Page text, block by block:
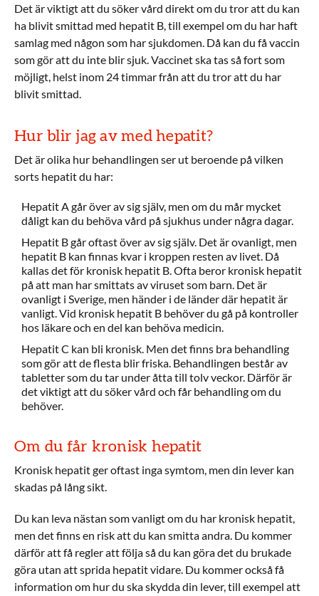
Det är viktigt att du söker vård direkt om du tror att du kan
ha blivit smittad med hepatit B, till exempel om du har haft
samlag med någon som har sjukdomen. Då kan du få vaccin
som gör att du inte blir sjuk. Vaccinet ska tas så fort som
möjligt, helst inom 24 timmar från att du tror att du har
blivit smittad.
Hur blir jag av med hepatit?
Det är olika hur behandlingen ser ut beroende på vilken
sorts hepatit du har:
Hepatit A går över av sig själv, men om du mår mycket
dåligt kan du behöva vård på sjukhus under några dagar.
Hepatit B går oftast över av sig själv. Det är ovanligt, men
hepatit B kan finnas kvar i kroppen resten av livet. Då
kallas det för kronisk hepatit B. Ofta beror kronisk hepatit
på att man har smittats av viruset som barn. Det är
ovanligt i Sverige, men händer i de länder där hepatit är
vanligt. Vid kronisk hepatit B behöver du gå på kontroller
hos läkare och en del kan behöva medicin.
Hepatit C kan bli kronisk. Men det finns bra behandling
som gör att de flesta blir friska. Behandlingen består av
tabletter som du tar under åtta till tolv veckor. Därför är
det viktigt att du söker vård och får behandling om du
behöver.
Om du får kronisk hepatit
Kronisk hepatit ger oftast inga symtom, men din lever kan
skadas på lång sikt.
Du kan leva nästan som vanligt om du har kronisk hepatit,
men det finns en risk att du kan smitta andra. Du kommer
därför att få regler att följa så du kan göra det du brukade
göra utan att sprida hepatit vidare. Du kommer också få
information om hur du ska skydda din lever, till exempel att